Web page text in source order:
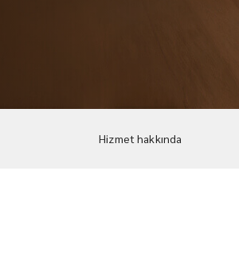
Hizmet hakkında